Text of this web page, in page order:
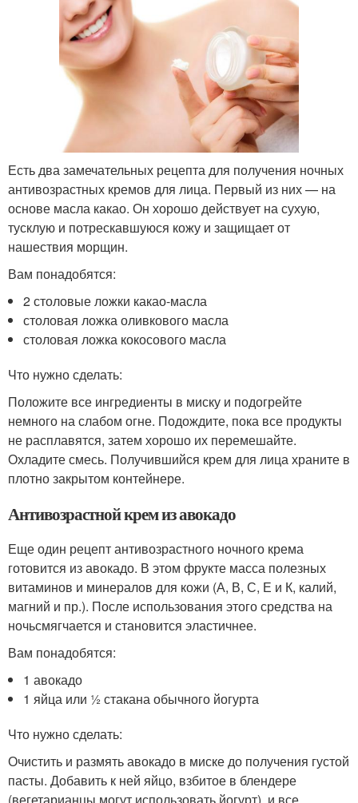
Есть два замечательных рецепта для получения ночных
антивозрастных кремов для лица. Первый из них — на
основе масла какао. Он хорошо действует на сухую,
тусклую и потрескавшуюся кожу и защищает от
нашествия морщин.
Вам понадобятся:
2 столовые ложки какао-масла
столовая ложка оливкового масла
столовая ложка кокосового масла
Что нужно сделать:
Положите все ингредиенты в миску и подогрейте
немного на слабом огне. Подождите, пока все продукты
не расплавятся, затем хорошо их перемешайте.
Охладите смесь. Получившийся крем для лица храните в
плотно закрытом контейнере.
Антивозрастной крем из авокадо
Еще один рецепт антивозрастного ночного крема
готовится из авокадо. В этом фрукте масса полезных
витаминов и минералов для кожи (А, В, С, Е и К, калий,
магний и пр.). После использования этого средства на
ночьсмягчается и становится эластичнее.
Вам понадобятся:
1 авокадо
1 яйца или ½ стакана обычного йогурта
Что нужно сделать:
Очистить и размять авокадо в миске до получения густой
пасты. Добавить к ней яйцо, взбитое в блендере
(вегетарианцы могут использовать йогурт), и все